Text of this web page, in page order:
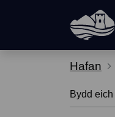
Hafan
Bydd eich